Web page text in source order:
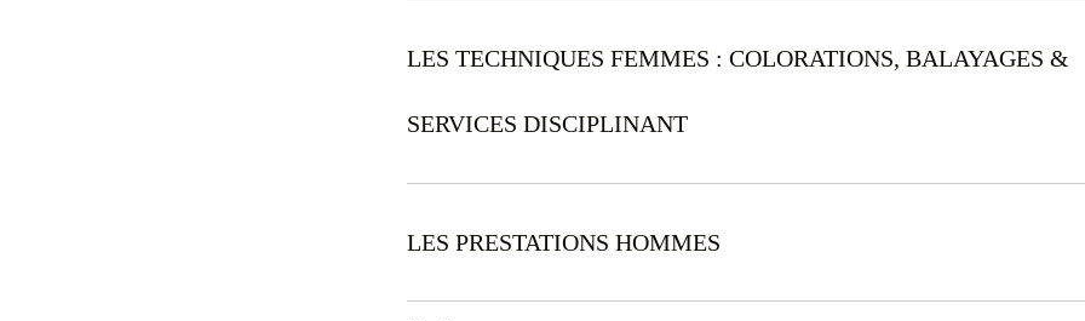
LES TECHNIQUES FEMMES : COLORATIONS, BALAYAGES &
SERVICES DISCIPLINANT
LES PRESTATIONS HOMMES